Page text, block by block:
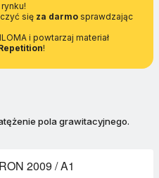
się za darmo sprawdzając
i powtarzaj materiał
!
pola grawitacyjnego.
2009 / A1